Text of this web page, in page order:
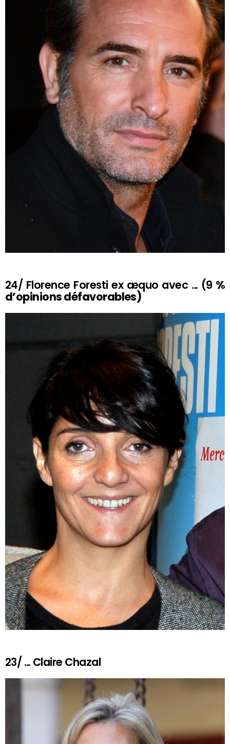
24/ Florence Foresti ex æquo avec … (9 %
d’opinions défavorables)
23/ … Claire Chazal